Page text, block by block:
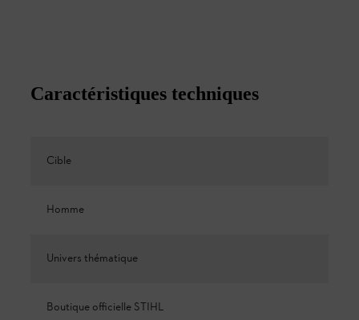
Caractéristiques techniques
Cible
Homme
Univers thématique
Boutique officielle STIHL